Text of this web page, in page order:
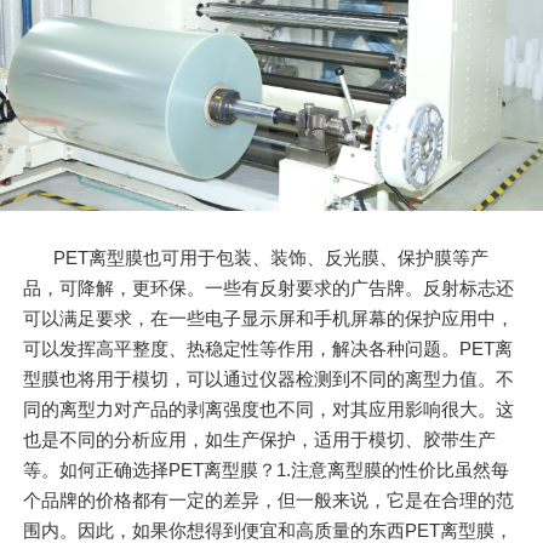
PET离型膜也可用于包装、装饰、反光膜、保护膜等产
品，可降解，更环保。一些有反射要求的广告牌。反射标志还
可以满足要求，在一些电子显示屏和手机屏幕的保护应用中，
可以发挥高平整度、热稳定性等作用，解决各种问题。PET离
型膜也将用于模切，可以通过仪器检测到不同的离型力值。不
同的离型力对产品的剥离强度也不同，对其应用影响很大。这
也是不同的分析应用，如生产保护，适用于模切、胶带生产
等。如何正确选择PET离型膜？1.注意离型膜的性价比虽然每
个品牌的价格都有一定的差异，但一般来说，它是在合理的范
围内。因此，如果你想得到便宜和高质量的东西PET离型膜，